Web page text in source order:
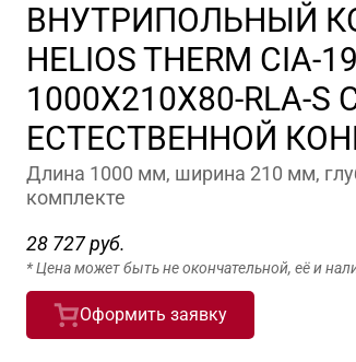
ВНУТРИПОЛЬНЫЙ
HELIOS THERM CIA-19
1000X210X80-RLA-S
ЕСТЕСТВЕННОЙ
Длина 1000 мм, ширина 210 мм,
комплекте
28 727 руб.
* Цена может быть не окончательной, её и
Оформить заявку